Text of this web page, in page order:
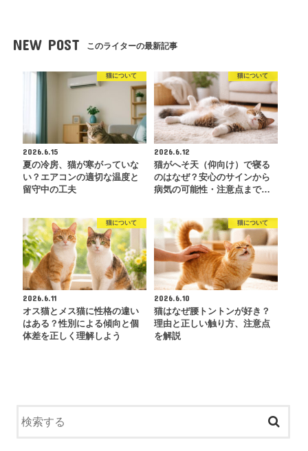
NEW POST このライターの最新記事
猫について
2026.6.15
夏の冷房、猫が寒がっていな
い？エアコンの適切な温度と
留守中の工夫
猫について
2026.6.12
猫がへそ天（仰向け）で寝る
のはなぜ？安心のサインから
病気の可能性・注意点まで…
猫について
2026.6.11
オス猫とメス猫に性格の違い
はある？性別による傾向と個
体差を正しく理解しよう
猫について
2026.6.10
猫はなぜ腰トントンが好き？
理由と正しい触り方、注意点
を解説